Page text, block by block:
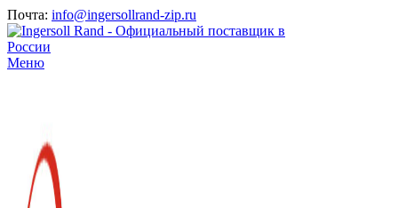
Почта: info@ingersollrand-zip.ru
Меню